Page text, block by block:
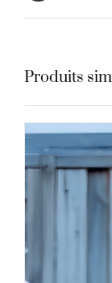
Produits